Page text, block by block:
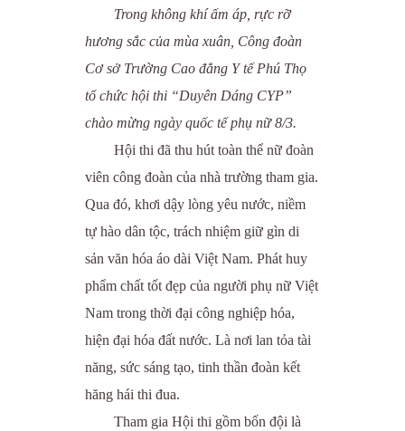
Trong không khí ấm áp, rực rỡ
hương sắc của mùa xuân, Công đoàn
Cơ sở Trường Cao đẳng Y tế Phú Thọ
tổ chức hội thi “Duyên Dáng CYP”
chào mừng ngày quốc tế phụ nữ 8/3.
Hội thi đã thu hút toàn thể nữ đoàn
viên công đoàn của nhà trường tham gia.
Qua đó, khơi dậy lòng yêu nước, niềm
tự hào dân tộc, trách nhiệm giữ gìn di
sản văn hóa áo dài Việt Nam. Phát huy
phẩm chất tốt đẹp của người phụ nữ Việt
Nam trong thời đại công nghiệp hóa,
hiện đại hóa đất nước. Là nơi lan tỏa tài
năng, sức sáng tạo, tinh thần đoàn kết
hăng hái thi đua.
Tham gia Hội thi gồm bốn đội là